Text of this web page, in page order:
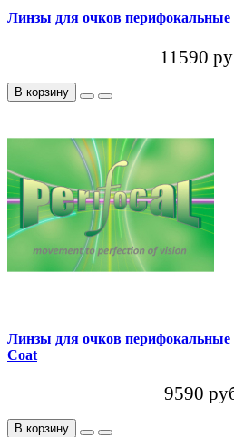
Линзы для очков перифокальные
11590
В корзину
Линзы для очков перифокальные
Coat
9590
В корзину